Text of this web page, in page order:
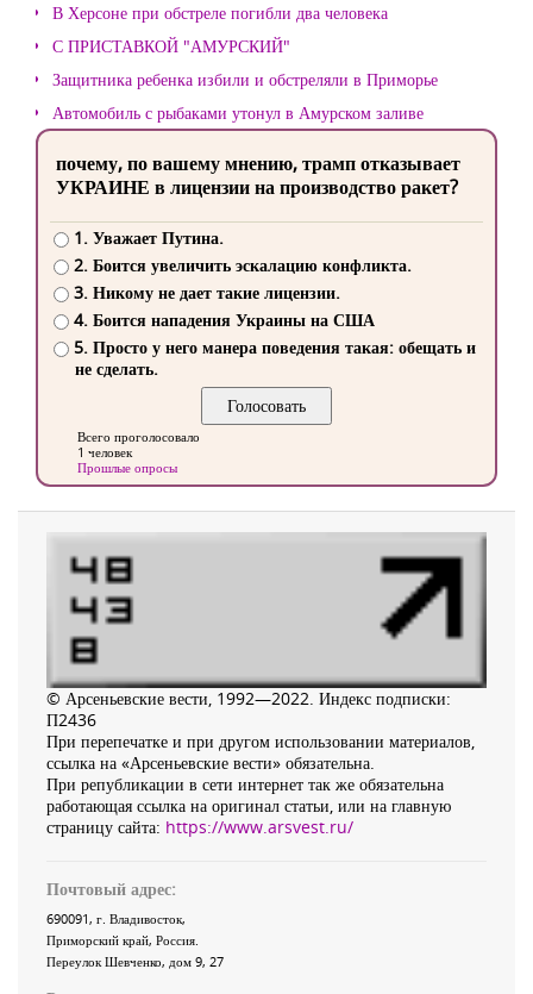
В Херсоне при обстреле погибли два человека
С ПРИСТАВКОЙ "АМУРСКИЙ"
Защитника ребенка избили и обстреляли в Приморье
Автомобиль с рыбаками утонул в Амурском заливе
почему, по вашему мнению, трамп отказывает
УКРАИНЕ в лицензии на производство ракет?
1. Уважает Путина.
2. Боится увеличить эскалацию конфликта.
3. Никому не дает такие лицензии.
4. Боится нападения Украины на США
5. Просто у него манера поведения такая: обещать и
не сделать.
Всего проголосовало
1 человек
Прошлые опросы
© Арсеньевские вести, 1992—2022. Индекс подписки:
П2436
При перепечатке и при другом использовании материалов,
ссылка на «Арсеньевские вести» обязательна.
При републикации в сети интернет так же обязательна
работающая ссылка на оригинал статьи, или на главную
страницу сайта: https://www.arsvest.ru/
Почтовый адрес:
690091, г. Владивосток,
Приморский край, Россия
Переулок Шевченко, дом 9, 27